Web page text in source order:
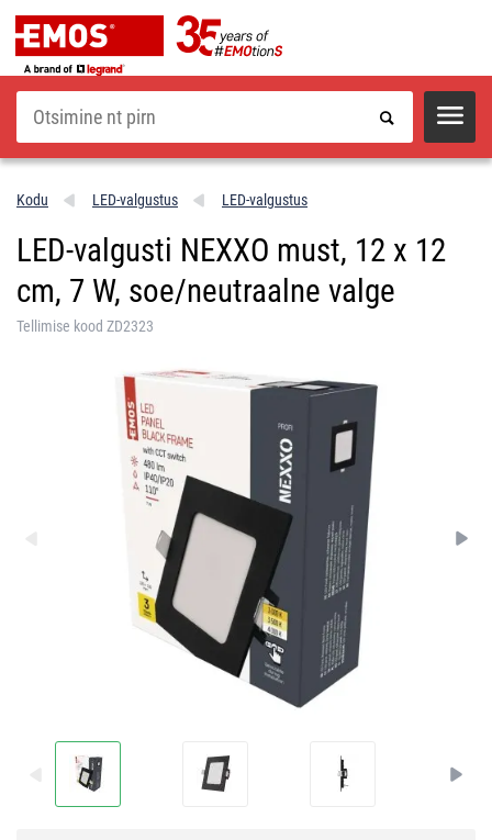
Otsi
Kodu LED-valgustus LED-valgustus
LED-valgusti NEXXO must, 12 x 12
cm, 7 W, soe/neutraalne valge
Tellimise kood ZD2323